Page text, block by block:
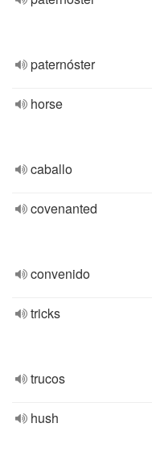
paternóster
horse
caballo
covenanted
convenido
tricks
trucos
hush